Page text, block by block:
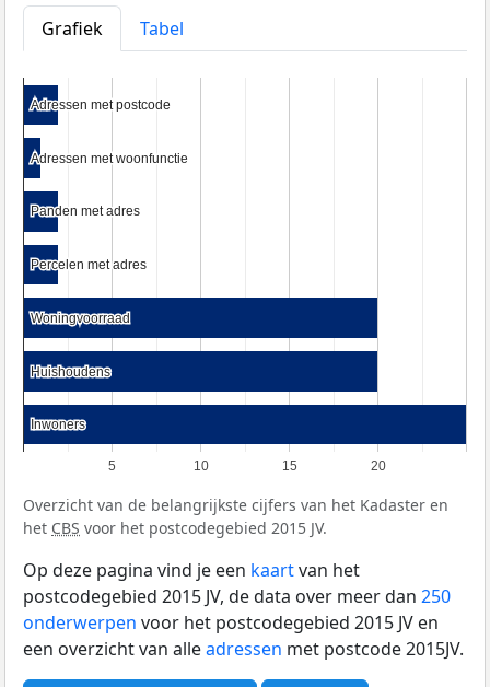
Grafiek
Tabel
5 10 15 20
Adressen met postcode
Adressen met postcode
Adressen met woonfunctie
Adressen met woonfunctie
Panden met adres
Panden met adres
Percelen met adres
Percelen met adres
Woningvoorraad
Woningvoorraad
Huishoudens
Huishoudens
Inwoners
Inwoners
Overzicht van de belangrijkste cijfers van het Kadaster en
het CBS voor het postcodegebied 2015 JV.
Op deze pagina vind je een kaartvan het
postcodegebied 2015 JV, de data over meer dan 250
onderwerpen voor het postcodegebied 2015 JV en
een overzicht van alleadressen met postcode 2015JV.